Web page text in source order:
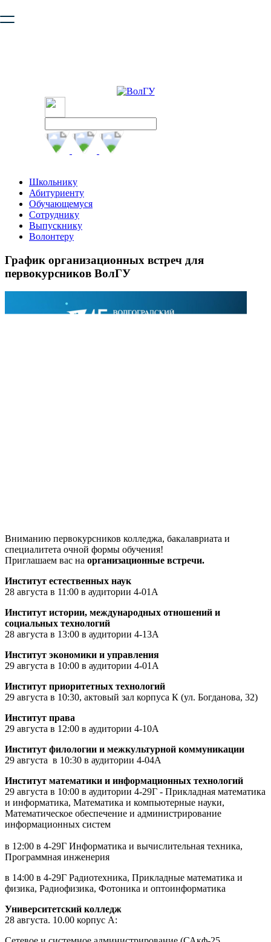
безопасную работу с сайтом. Пожалуйста
Школьнику
Абитуриенту
Обучающемуся
Сотруднику
Выпускнику
Волонтеру
График организационных встреч для
первокурсников ВолГУ
Вниманию первокурсников колледжа, бакалавриата и
специалитета очной формы обучения!
Приглашаем вас на организационные встречи.
Институт естественных наук
28 августа в 11:00 в аудитории 4-01А
Институт истории, международных отношений и
социальных технологий
28 августа в 13:00 в аудитории 4-13А
Институт экономики и управления
29 августа в 10:00 в аудитории 4-01А
Институт приоритетных технологий
29 августа в 10:30, актовый зал корпуса К (ул. Богданова, 32)
Институт права
29 августа в 12:00 в аудитории 4-10А
Институт филологии и межкультурной коммуникации
29 августа в 10:30 в аудитории 4-04А
Институт математики и информационных технологий
29 августа в 10:00 в аудитории 4-29Г - Прикладная математика
и информатика, Математика и компьютерные науки,
Математическое обеспечение и администрирование
информационных систем
в 12:00 в 4-29Г Информатика и вычислительная техника,
Программная инженерия
в 14:00 в 4-29Г Радиотехника, Прикладные математика и
физика, Радиофизика, Фотоника и оптоинформатика
Университетский колледж
28 августа. 10.00 корпус А: